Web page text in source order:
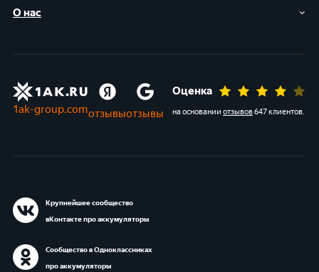
О нас
1ak-group.comотзывыотзывы
Оценка
на основании отзывов647 клиентов.
Крупнейшее сообщество
вКонтакте про аккумуляторы
Сообщество в Одноклассниках
про аккумуляторы